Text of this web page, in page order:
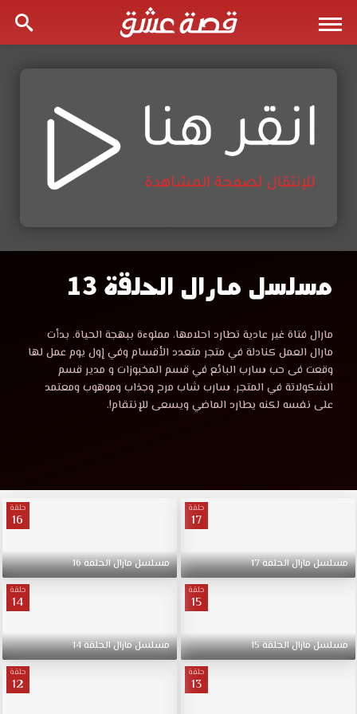
مسلسل
مارال
الحلقة
13
قصة
مسلسل مارال الحلقة 13
مشاهدة
مسلسل
مارال
الحلقة
13
مارال
تطارد
احلامها،
بدأت
مارال
مارال فتاة غير عادية تطارد احلامها، مملوءة ببهجة الحياة. بدأت
مارال العمل كنادلة في متجر متعدد الأقسام وفي إول يوم عمل لها
وقعت فى حب سارب البائع في قسم المخبوزات و مدير قسم
الشكولاتة في المتجر. سارب شاب مرح وجذاب وموهوب ومعتمد
على نفسه لكنه يطارد الماضي ويسعى للإنتقام!.
حلقة
17
مسلسلمارالالحلقة17
حلقة
16
مسلسلمارالالحلقة16
حلقة
15
مسلسلمارالالحلقة15
حلقة
14
مسلسلمارالالحلقة14
حلقة
13
حلقة
12